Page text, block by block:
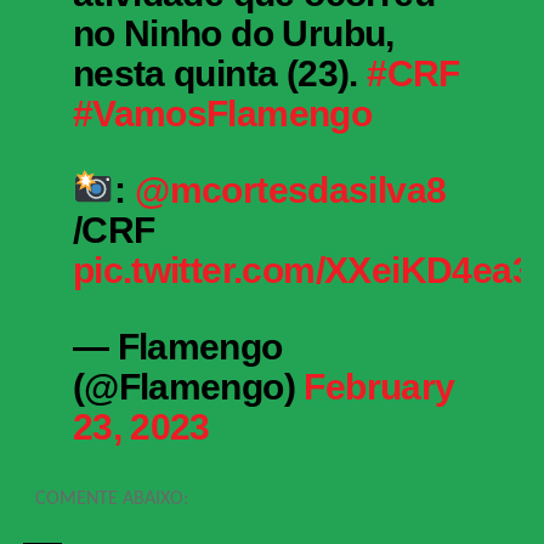
no Ninho do Urubu,
nesta quinta (23).#CRF
#VamosFlamengo
: @mcortesdasilva8
/CRF
pic.twitter.com/XXeiKD4ea3
— Flamengo
(@Flamengo) February
23, 2023
COMENTE ABAIXO: